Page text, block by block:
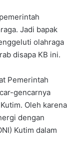
Jadi bapak
olahraga
disapa KB ini.
Pemerintah
gencarnya
Oleh karena
dengan
Kutim dalam